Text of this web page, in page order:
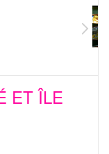
ET ÎLE